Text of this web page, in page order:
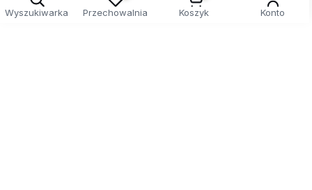
Wyszukiwarka Przechowalnia Koszyk Konto